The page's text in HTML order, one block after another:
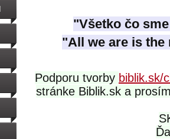
"Všetko čo
"All we are is the
Podporu tvorby biblik.sk/
stránke Biblik.sk a